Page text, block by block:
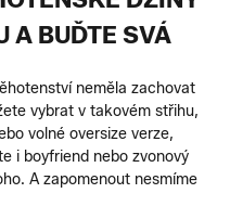
A BUĎTE SVÁ
neměla zachovat
vybrat v takovém střihu,
volné oversize verze,
i boyfriend nebo zvonový
A zapomenout nesmíme